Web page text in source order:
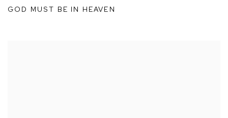
GOD MUST BE IN HEAVEN